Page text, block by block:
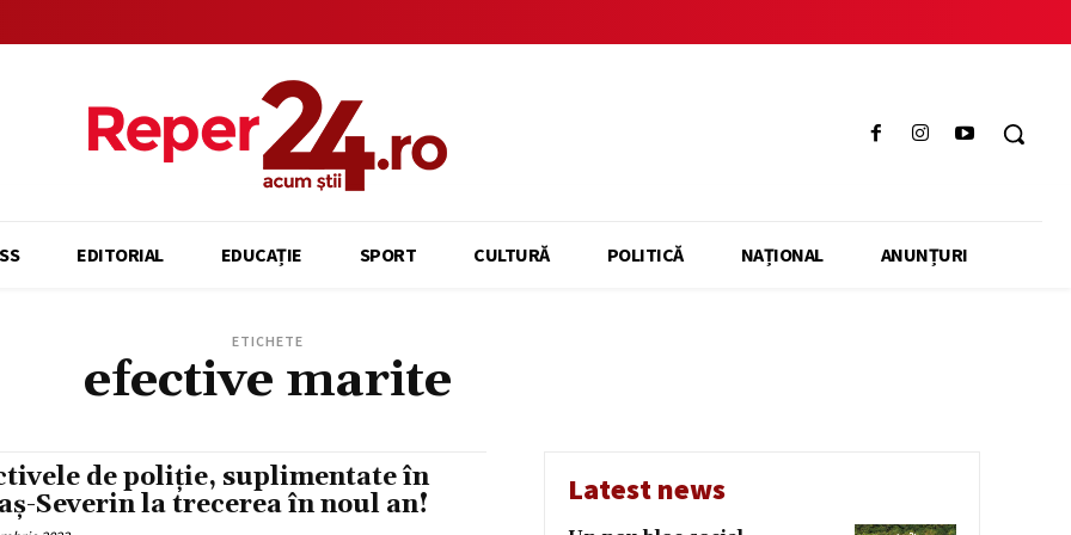
EDITORIAL EDUCAȚIE SPORT CULTURĂ POLITICĂ NAȚIONAL ANUNȚURI
ETICHETE
efective marite
de poliție, suplimentate în
Severin la trecerea în noul an!
Latest news